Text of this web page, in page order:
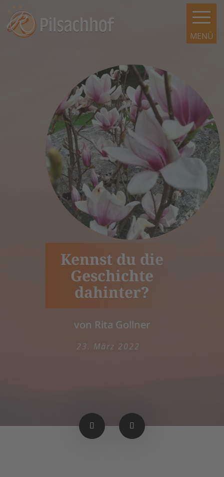
Kennst du die
Geschichte
dahinter?
von Rita Gollner
23. März 2022